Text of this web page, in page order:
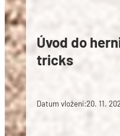
Úvod do
tricks
Datum vložení:20. 11.